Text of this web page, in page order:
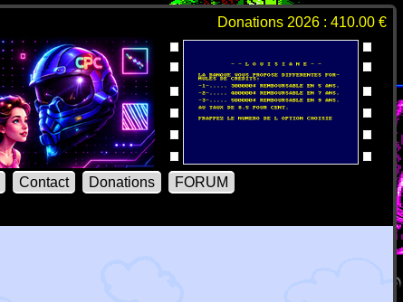
Donations 2026 : 410.00 €
Contact Donations
FORUM